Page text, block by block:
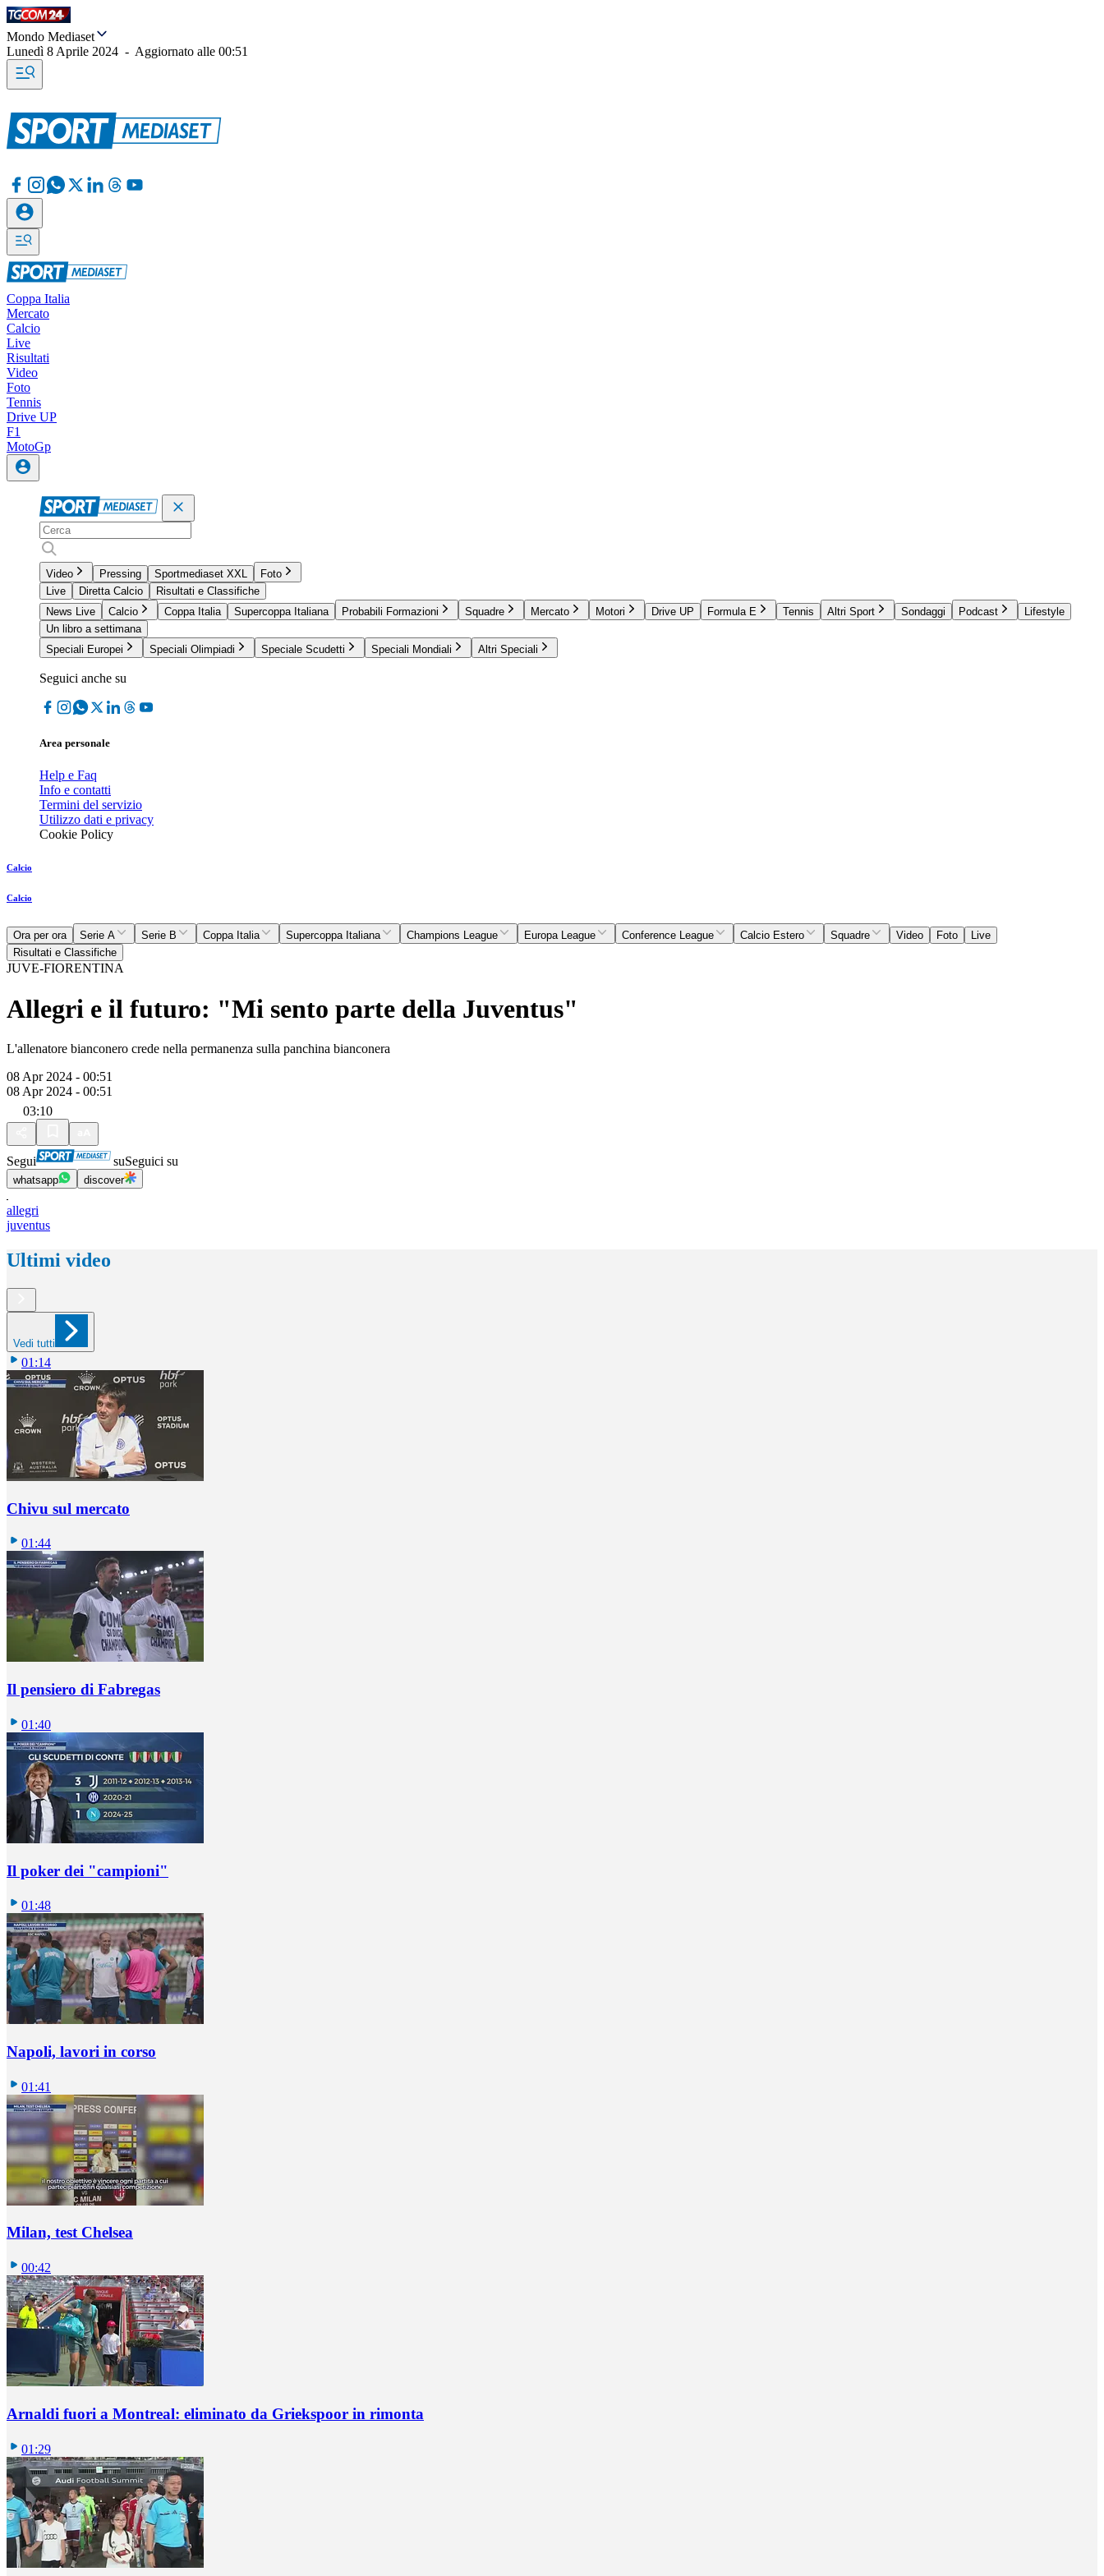
Mondo Mediaset
Lunedì 8 Aprile 2024 - Aggiornato alle 00:51
Coppa Italia
Mercato
Calcio
Live
Risultati
Video
Foto
Tennis
Drive UP
F1
MotoGp
Video Pressing Sportmediaset XXL
Foto
Live
Diretta Calcio
Risultati e Classifiche
News Live
Calcio Coppa Italia Supercoppa Italiana Probabili Formazioni Squadre Mercato Motori Drive UP Formula E Tennis Altri Sport Sondaggi Podcast
Lifestyle
Un libro a settimana
Speciali Europei
Speciali Olimpiadi Speciale Scudetti Speciali Mondiali Altri Speciali
Seguici anche su
Area personale
Help e Faq
Info e contatti
Termini del servizio
Utilizzo dati e privacy
Cookie Policy
Calcio
Calcio
Ora per ora Serie A Serie B Coppa Italia Supercoppa Italiana Champions League Europa League Conference League Calcio Estero Squadre Video Foto
Live
Risultati e Classifiche
JUVE-FIORENTINA
Allegri e il futuro: "Mi sento parte della Juventus"
L'allenatore bianconero crede nella permanenza sulla panchina bianconera
08 Apr 2024 - 00:51
08 Apr 2024 - 00:51
03:10
Segui suSeguici su
whatsapp discover
allegri
juventus
Ultimi video
Vedi tutti
01:14
Chivu sul mercato
01:44
Il pensiero di Fabregas
01:40
Il poker dei "campioni"
01:48
Napoli, lavori in corso
01:41
Milan, test Chelsea
00:42
Arnaldi fuori a Montreal: eliminato da Griekspoor in rimonta
01:29